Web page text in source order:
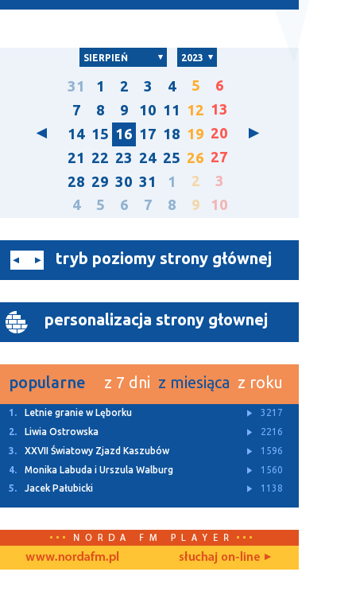
SIERPIEŃ 2023
31 1 2 3 4 5
6
7
8 9 10 11 12 13
14 15 16 17 18 19 20
21 22 23 24 25 26 27
28 29 30 31 1 2
3
4
5 6 7 8 9 10
tryb poziomy strony głównej
personalizacja strony głownej
popularne z 7 dni z miesiąca z roku
1. Z Archiwum TTM
11375
2.
Rusza budowa dwóch ulic w Bolszewie
4930
3.
Letnie granie w Lęborku
3217
4.
Za nami Kaszubski Kiermasz Wielkanocny
3143
5.
„Lodówka społeczna” stanęła w Redzie 3112